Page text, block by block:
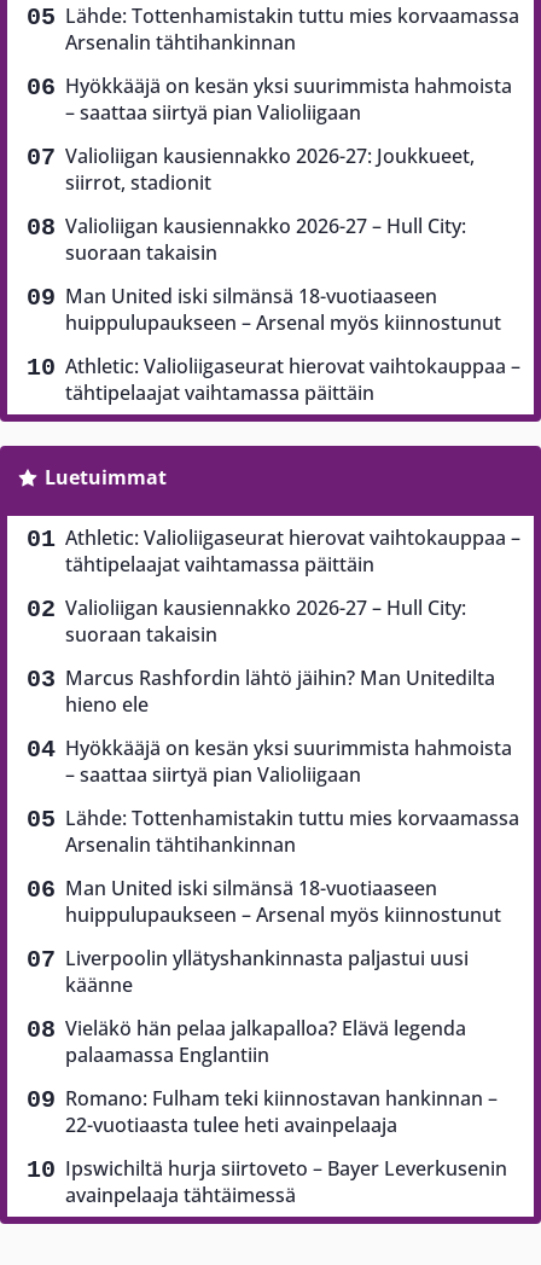
Lähde: Tottenhamistakin tuttu mies korvaamassa
Arsenalin tähtihankinnan
Hyökkääjä on kesän yksi suurimmista hahmoista
– saattaa siirtyä pian Valioliigaan
Valioliigan kausiennakko 2026-27: Joukkueet,
siirrot, stadionit
Valioliigan kausiennakko 2026-27 – Hull City:
suoraan takaisin
Man United iski silmänsä 18-vuotiaaseen
huippulupaukseen – Arsenal myös kiinnostunut
Athletic: Valioliigaseurat hierovat vaihtokauppaa –
tähtipelaajat vaihtamassa päittäin
Luetuimmat
Athletic: Valioliigaseurat hierovat vaihtokauppaa –
tähtipelaajat vaihtamassa päittäin
Valioliigan kausiennakko 2026-27 – Hull City:
suoraan takaisin
Marcus Rashfordin lähtö jäihin? Man Unitedilta
hieno ele
Hyökkääjä on kesän yksi suurimmista hahmoista
– saattaa siirtyä pian Valioliigaan
Lähde: Tottenhamistakin tuttu mies korvaamassa
Arsenalin tähtihankinnan
Man United iski silmänsä 18-vuotiaaseen
huippulupaukseen – Arsenal myös kiinnostunut
Liverpoolin yllätyshankinnasta paljastui uusi
käänne
Vieläkö hän pelaa jalkapalloa? Elävä legenda
palaamassa Englantiin
Romano: Fulham teki kiinnostavan hankinnan –
22-vuotiaasta tulee heti avainpelaaja
Ipswichiltä hurja siirtoveto – Bayer Leverkusenin
avainpelaaja tähtäimessä